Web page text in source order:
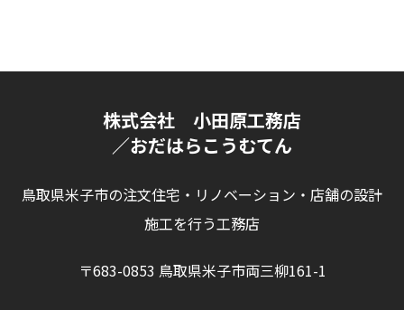
株式会社 小田原工務店
／おだはらこうむてん
鳥取県米子市の注文住宅・リノベーション・店舗の設計
施工を行う工務店
〒683-0853 鳥取県米子市両三柳161-1